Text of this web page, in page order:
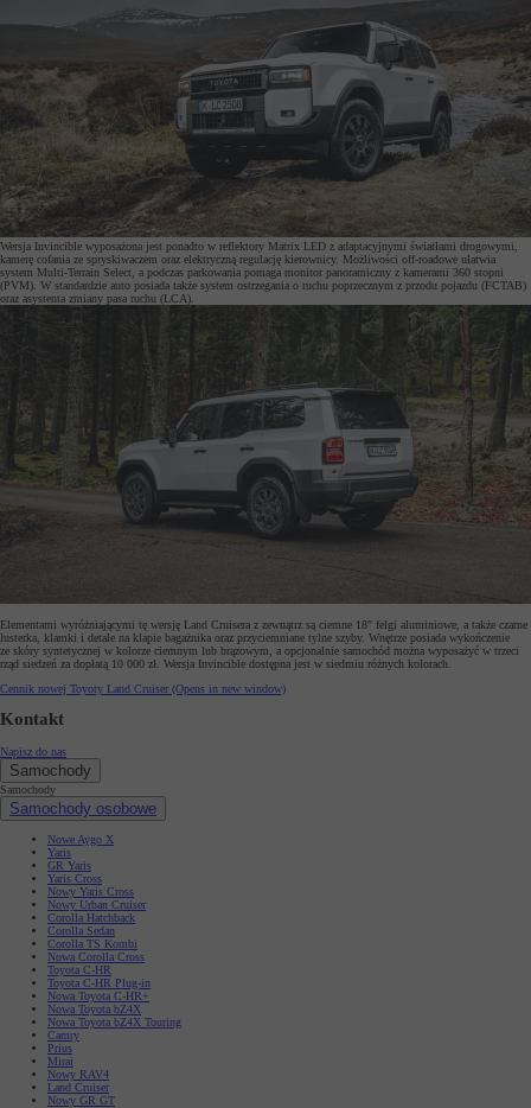
Wersja Invincible wyposażona jest ponadto w reflektory Matrix LED z adaptacyjnymi światłami drogowymi,
kamerę cofania ze spryskiwaczem oraz elektryczną regulację kierownicy. Możliwości off-roadowe ułatwia
system Multi-Terrain Select, a podczas parkowania pomaga monitor panoramiczny z kamerami 360 stopni
(PVM). W standardzie auto posiada także system ostrzegania o ruchu poprzecznym z przodu pojazdu (FCTAB)
oraz asystenta zmiany pasa ruchu (LCA).
Elementami wyróżniającymi tę wersję Land Cruisera z zewnątrz są ciemne 18" felgi aluminiowe, a także czarne
lusterka, klamki i detale na klapie bagażnika oraz przyciemniane tylne szyby. Wnętrze posiada wykończenie
ze skóry syntetycznej w kolorze ciemnym lub brązowym, a opcjonalnie samochód można wyposażyć w trzeci
rząd siedzeń za dopłatą 10 000 zł. Wersja Invincible dostępna jest w siedmiu różnych kolorach.
Cennik nowej Toyoty Land Cruiser (Opens in new window)
Kontakt
Napisz do nas
Samochody
Samochody
Samochody osobowe
Nowe Aygo X
Yaris
GR Yaris
Yaris Cross
Nowy Yaris Cross
Nowy Urban Cruiser
Corolla Hatchback
Corolla Sedan
Corolla TS Kombi
Nowa Corolla Cross
Toyota C-HR
Toyota C-HR Plug-in
Nowa Toyota C-HR+
Nowa Toyota bZ4X
Nowa Toyota bZ4X Touring
Camry
Prius
Mirai
Nowy RAV4
Land Cruiser
Nowy GR GT